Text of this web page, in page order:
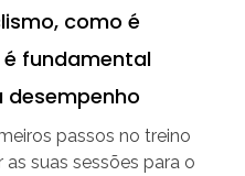
como é
fundamental
desempenho
passos no treino
suas sessões para o